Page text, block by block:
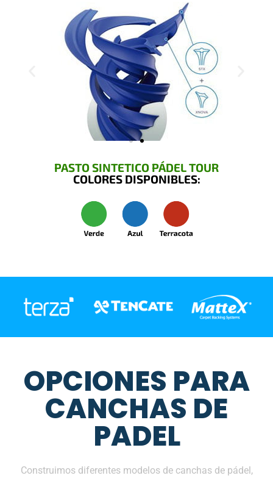
PASTO SINTETICO PÁDEL TOUR
COLORES DISPONIBLES:
OPCIONES PARA
CANCHAS DE
PADEL
Construimos diferentes modelos de canchas de pádel,